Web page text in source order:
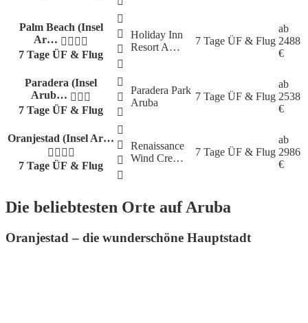
Palm Beach (Insel
Ar…
7 Tage ÜF & Flug
Holiday Inn
Resort A…
7 Tage ÜF & Flug
ab
2488
€
Paradera (Insel
Arub…
7 Tage ÜF & Flug
Paradera Park
Aruba
7 Tage ÜF & Flug
ab
2538
€
Oranjestad (Insel Ar…
7 Tage ÜF & Flug
Renaissance
Wind Cre…
7 Tage ÜF & Flug
ab
2986
€
Die beliebtesten Orte auf Aruba
Oranjestad – die wunderschöne Hauptstadt